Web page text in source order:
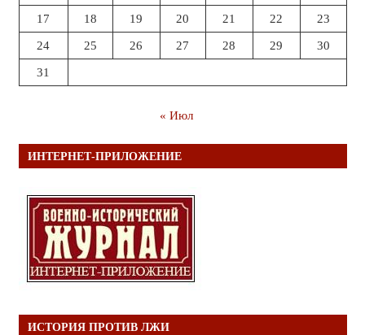
17 18 19 20 21 22 23
24 25 26 27 28 29 30
31
« Июл
ИНТЕРНЕТ-ПРИЛОЖЕНИЕ
ИСТОРИЯ ПРОТИВ ЛЖИ